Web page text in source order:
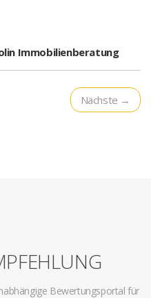
Immobilienberatung
Nächste →
Bewertungsportal für